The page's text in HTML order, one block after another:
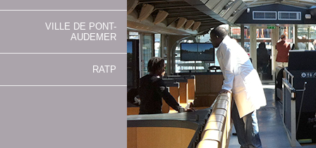
VILLE DE PONT-
AUDEMER
RATP